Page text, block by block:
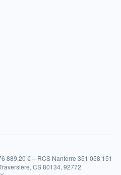
889,20 € – RCS Nanterre 351 058 151
CS 80134, 92772